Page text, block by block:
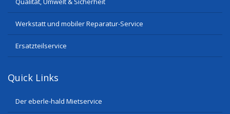
Werkstatt und mobiler Reparatur-Service
Ersatzteilservice
Quick Links
Der eberle-hald Mietservice